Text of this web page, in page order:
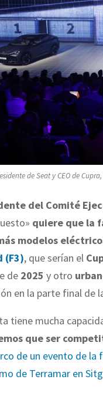
de Seat y CEO de
del Comité
quiere que la
modelos
(F3), que serían el
de 2025 y otro
en la parte final de
tiene mucha
que ser
de un evento de
de Terramar en